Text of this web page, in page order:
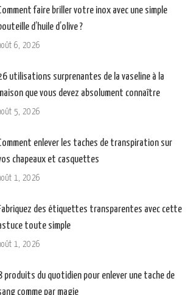
faire briller votre inox avec une simple
d’huile d’olive ?
6, 2026
utilisations surprenantes de la vaseline à la
que vous devez absolument connaître
5, 2026
enlever les taches de transpiration sur
chapeaux et casquettes
1, 2026
des étiquettes transparentes avec cette
toute simple
1, 2026
produits du quotidien pour enlever une tache de
comme par magie